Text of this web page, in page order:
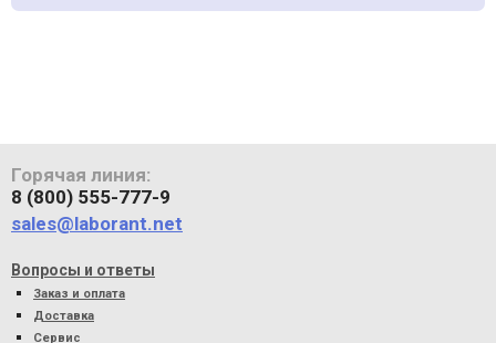
Горячая линия:
8 (800) 555-777-9
sales@laborant.net
Вопросы и ответы
Заказ и оплата
Доставка
Сервис